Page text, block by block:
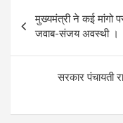
navigation
मुख्यमंत्री ने कई मांगो
जवाब-संजय अवस्थी ।
सरकार पंचायती